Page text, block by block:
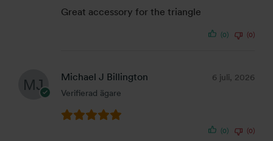
Great accessory for the triangle
(0) (0)
Michael J Billington
Verifierad ägare
6 juli, 2026
(0) (0)